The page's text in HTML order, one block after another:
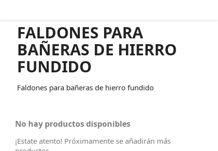
FALDONES PARA
BAÑERAS DE HIERRO
FUNDIDO
Faldones para bañeras de hierro fundido
No hay productos disponibles
¡Estate atento! Próximamente se añadirán más